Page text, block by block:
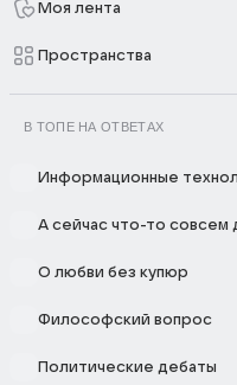
Моя лента
Пространства
В ТОПЕ НА ОТВЕТАХ
Информационные
А сейчас что-то совсем
О любви без купюр
Философский вопрос
Политические дебаты